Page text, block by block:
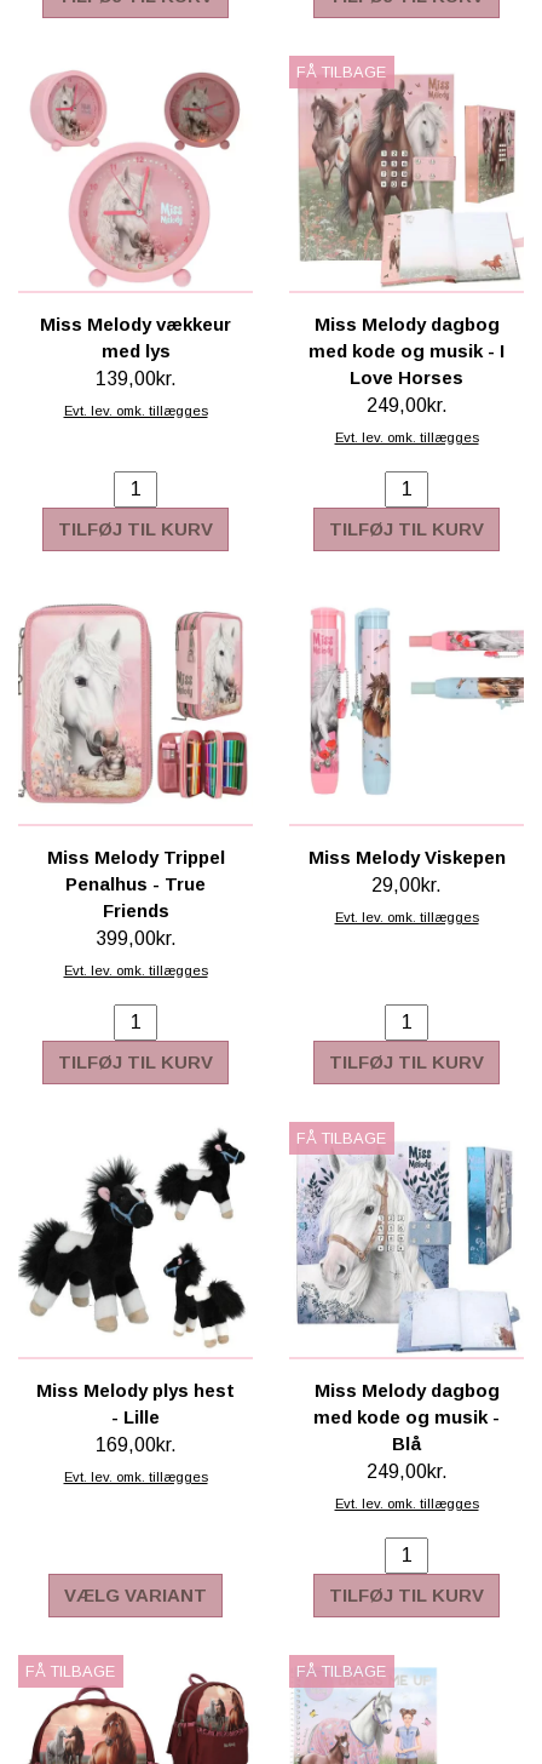
Miss Melody vækkeur
med lys
139,00kr.
Evt. lev. omk. tillægges
TILFØJ TIL KURV
FÅ TILBAGE
Miss Melody dagbog
med kode og musik - I
Love Horses
249,00kr.
Evt. lev. omk. tillægges
TILFØJ TIL KURV
Miss Melody Trippel
Penalhus - True
Friends
399,00kr.
Evt. lev. omk. tillægges
TILFØJ TIL KURV
Miss Melody Viskepen
29,00kr.
Evt. lev. omk. tillægges
TILFØJ TIL KURV
Miss Melody plys hest
- Lille
169,00kr.
Evt. lev. omk. tillægges
VÆLG VARIANT
FÅ TILBAGE
Miss Melody dagbog
med kode og musik -
Blå
249,00kr.
Evt. lev. omk. tillægges
TILFØJ TIL KURV
FÅ TILBAGE FÅ TILBAGE